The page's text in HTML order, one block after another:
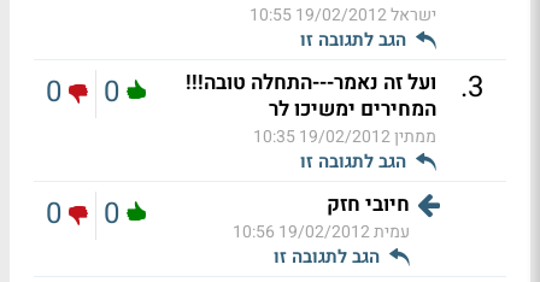
ישראל19/02/2012 10:55
הגב לתגובה זו
3
.
ועל זה נאמר---התחלה טובה!!!
המחירים ימשיכו לר
ממתין19/02/2012 10:35
הגב לתגובה זו
0
0
חיובי חזק
עמית19/02/2012 10:56
הגב לתגובה זו
0
0